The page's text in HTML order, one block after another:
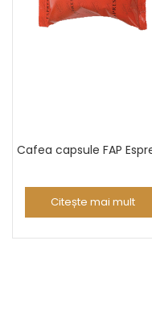
Citește mai mult